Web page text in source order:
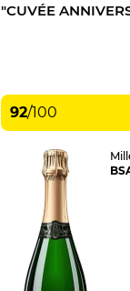
"CUVÉE
92/100